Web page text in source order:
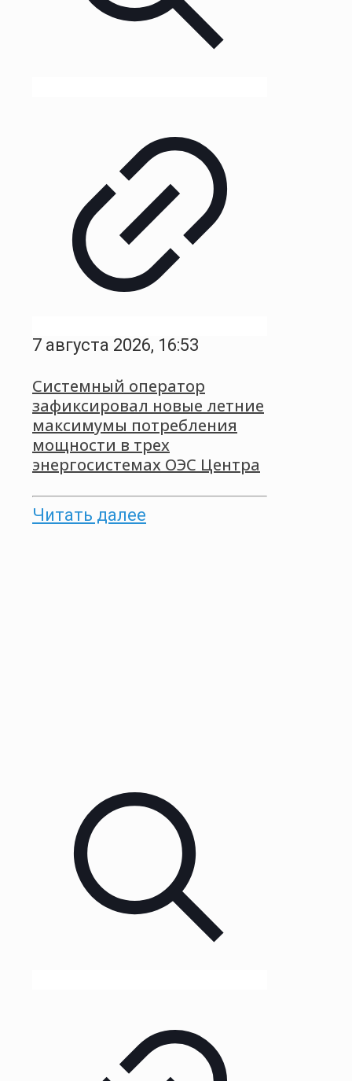
7 августа 2026, 16:53
Системный оператор
зафиксировал новые летние
максимумы потребления
мощности в трех
энергосистемах ОЭС Центра
Читать далее